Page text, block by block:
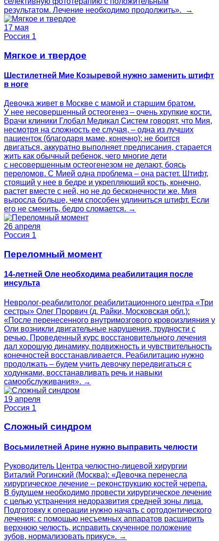
результатом. Лечение необходимо продолжить». →
17 мая
Россия 1
Мягкое и твердое
Шестилетней Мие Козыревой нужно заменить штифт
в ноге
Девочка живет в Москве с мамой и старшим братом.
У нее несовершенный остеогенез – очень хрупкие кости.
Врачи клиники Глобал Медикал Систем говорят, что Мия,
несмотря на сложность ее случая, – одна из лучших
пациенток (благодаря маме, конечно): не боится
двигаться, аккуратно выполняет предписания, старается
жить как обычный ребенок, чего многие дети
с несовершенным остеогенезом не делают, боясь
переломов. С Мией одна проблема – она растет. Штифт,
стоящий у нее в бедре и укрепляющий кость, конечно,
растет вместе с ней, но не до бесконечности же. Мия
выросла больше, чем способен удлиниться штифт. Если
его не сменить, бедро сломается. →
26 апреля
Россия 1
Переломный момент
14-летней Оле необходима реабилитация после
инсульта
Невролог-реабилитолог реабилитационного центра «Три
сестры» Олег Прорвич (д. Райки, Московская обл.):
«После перенесенного внутримозгового кровоизлияния у
Оли возникли двигательные нарушения, трудности с
речью. Проведенный курс восстановительного лечения
дал хорошую динамику, подвижность и чувствительность
конечностей восстанавливается. Реабилитацию нужно
продолжать – будем учить девочку передвигаться с
ходунками, восстанавливать речь и навыки
самообслуживания». →
19 апреля
Россия 1
Сложный синдром
Восьмилетней Арине нужно выправить челюсти
Руководитель Центра челюстно-лицевой хирургии
Виталий Рогинский (Москва): «Девочка перенесла
хирургическое лечение – реконструкцию костей черепа.
В будущем необходимо провести хирургическое лечение
с целью устранения недоразвития средней зоны лица.
Подготовку к операции нужно начать с ортодонтического
лечения: с помощью несъемных аппаратов расширить
верхнюю челюсть, исправить скученное положение
зубов, нормализовать прикус». →